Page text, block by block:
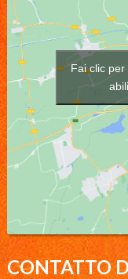
Fai clic
CONTATTO